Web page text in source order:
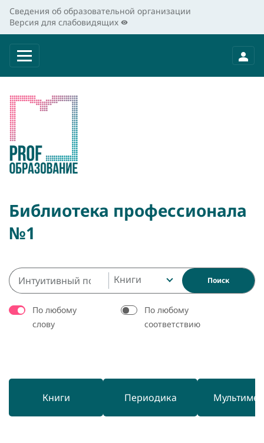
Сведения об образовательной организации
Версия для слабовидящих
Библиотека профессионала
№1
Книги Поиск
По любому
слову
По любому
соответствию
Книги Периодика